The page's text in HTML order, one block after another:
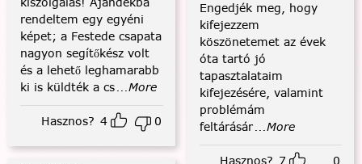
rendeltem egy egyéni
képet; a Festede csapata
nagyon segítőkész volt
és a lehető leghamarabb
ki is küldték a cs...More
Hasznos? 4 0
Engedjék meg, hogy
kifejezzem
köszönetemet az évek
óta tartó jó
tapasztalataim
kifejezésére, valamint
problémám
feltárásár...More